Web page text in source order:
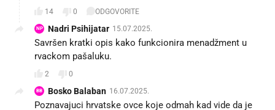
14 0 ODGOVORITE
NP Nadri Psihijatar 15.07.2025.
Savršen kratki opis kako funkcionira menadžment u
rvackom pašaluku.
2 0
BB Bosko Balaban 16.07.2025.
Poznavajuci hrvatske ovce koje odmah kad vide da je